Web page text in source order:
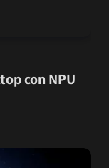
con NPU